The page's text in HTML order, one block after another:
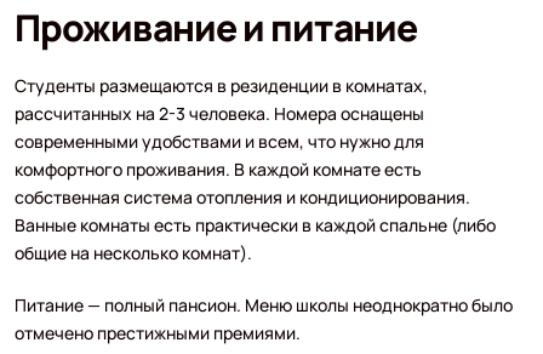
Проживание и питание
Студенты размещаются в резиденции в комнатах,
рассчитанных на 2-3 человека. Номера оснащены
современными удобствами и всем, что нужно для
комфортного проживания. В каждой комнате есть
собственная система отопления и кондиционирования.
Ванные комнаты есть практически в каждой спальне (либо
общие на несколько комнат).
Питание — полный пансион. Меню школы неоднократно было
отмечено престижными премиями.